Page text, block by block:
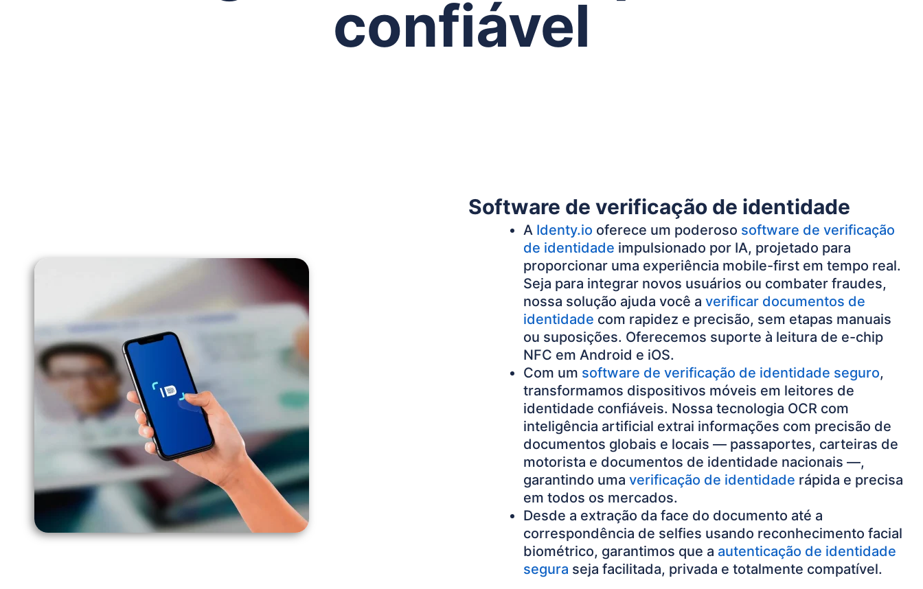
confiável
Software de verificação de identidade
A Identy.io oferece um poderoso software de verificação
de identidade impulsionado por IA, projetado para
proporcionar uma experiência mobile-first em tempo real.
Seja para integrar novos usuários ou combater fraudes,
nossa solução ajuda você a verificar documentos de
identidade com rapidez e precisão, sem etapas manuais
ou suposições. Oferecemos suporte à leitura de e-chip
NFC em Android e iOS.
Com um software de verificação de identidade seguro,
transformamos dispositivos móveis em leitores de
identidade confiáveis. Nossa tecnologia OCR com
inteligência artificial extrai informações com precisão de
documentos globais e locais — passaportes, carteiras de
motorista e documentos de identidade nacionais —,
garantindo uma verificação de identidade rápida e precisa
em todos os mercados.
Desde a extração da face do documento até a
correspondência de selfies usando reconhecimento facial
biométrico, garantimos que a autenticação de identidade
segura seja facilitada, privada e totalmente compatível.